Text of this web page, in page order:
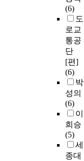
(6)
도
로교
통공
단
[편]
(6)
박
성의
(6)
이
희승
(5)
세
종대